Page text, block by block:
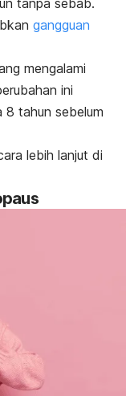
tanpa sebab.
gangguan
mengalami
ini
8 tahun sebelum
lebih lanjut di